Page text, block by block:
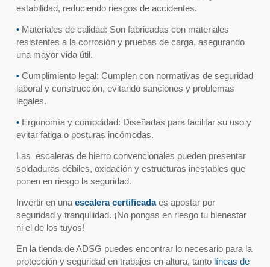
estabilidad, reduciendo riesgos de accidentes.
• Materiales de calidad: Son fabricadas con materiales
resistentes a la corrosión y pruebas de carga, asegurando
una mayor vida útil.
• Cumplimiento legal: Cumplen con normativas de seguridad
laboral y construcción, evitando sanciones y problemas
legales.
• Ergonomía y comodidad: Diseñadas para facilitar su uso y
evitar fatiga o posturas incómodas.
Las escaleras de hierro convencionales pueden presentar
soldaduras débiles, oxidación y estructuras inestables que
ponen en riesgo la seguridad.
Invertir en una escalera certificadaes apostar por
seguridad y tranquilidad. ¡No pongas en riesgo tu bienestar
ni el de los tuyos!
En la tienda de ADSG puedes encontrar lo necesario para la
protección y seguridad en trabajos en altura, tanto líneas de